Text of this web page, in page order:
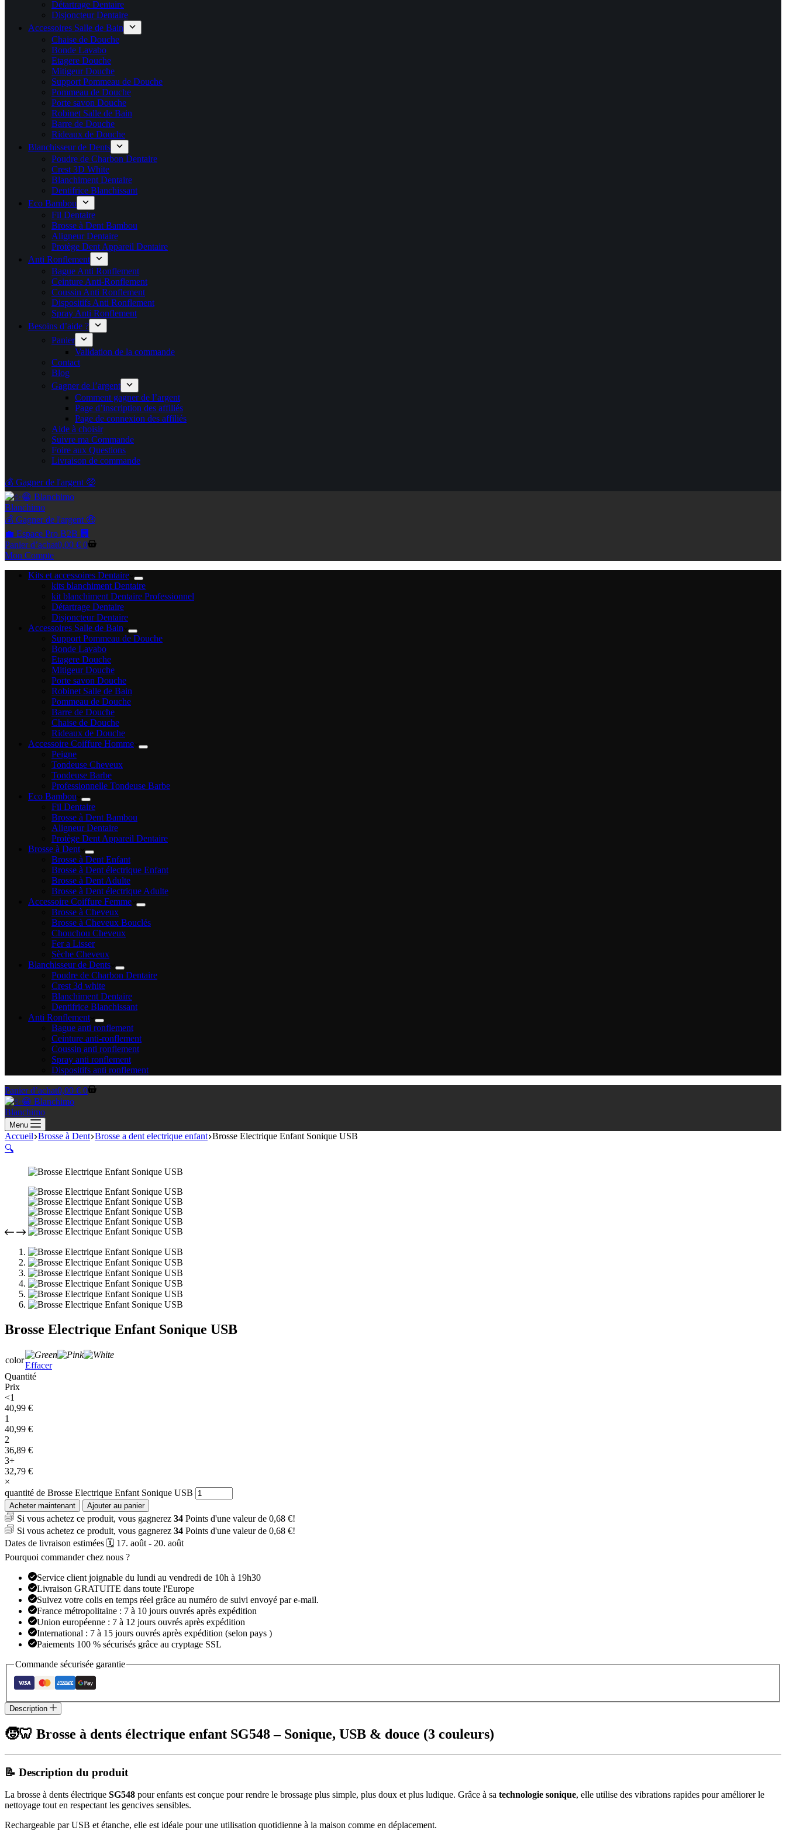
Détartrage Dentaire
Disjoncteur Dentaire
Accessoires Salle de Bain
Chaise de Douche
Bonde Lavabo
Etagere Douche
Mitigeur Douche
Support Pommeau de Douche
Pommeau de Douche
Porte savon Douche
Robinet Salle de Bain
Barre de Douche
Rideaux de Douche
Blanchisseur de Dents
Poudre de Charbon Dentaire
Crest 3D White
Blanchiment Dentaire
Dentifrice Blanchissant
Eco Bambou
Fil Dentaire
Brosse à Dent Bambou
Aligneur Dentaire
Protège Dent Appareil Dentaire
Anti Ronflement
Bague Anti Ronflement
Ceinture Anti-Ronflement
Coussin Anti Ronflement
Dispositifs Anti Ronflement
Spray Anti Ronflement
Besoins d’aide ?
Panier
Validation de la commande
Contact
Blog
Gagner de l’argent
Comment gagner de l’argent
Page d’inscription des affiliés
Page de connexion des affiliés
Aide à choisir
Suivre ma Commande
Foire aux Questions
Livraison de commande
💰 Gagner de l'argent 🤑
Blanchimo
💰 Gagner de l'argent 🤑
💼 Espace Pro B2B 🏢
Panier d’achat0,00 € 0
Mon Compte
Kits et accessoires Dentaire
kits blanchiment Dentaire
kit blanchiment Dentaire Professionnel
Détartrage Dentaire
Disjoncteur Dentaire
Accessoires Salle de Bain
Support Pommeau de Douche
Bonde Lavabo
Etagere Douche
Mitigeur Douche
Porte savon Douche
Robinet Salle de Bain
Pommeau de Douche
Barre de Douche
Chaise de Douche
Rideaux de Douche
Accessoire Coiffure Homme
Peigne
Tondeuse Cheveux
Tondeuse Barbe
Professionnelle Tondeuse Barbe
Eco Bambou
Fil Dentaire
Brosse à Dent Bambou
Aligneur Dentaire
Protège Dent Appareil Dentaire
Brosse à Dent
Brosse à Dent Enfant
Brosse à Dent électrique Enfant
Brosse à Dent Adulte
Brosse à Dent électrique Adulte
Accessoire Coiffure Femme
Brosse à Cheveux
Brosse à Cheveux Bouclés
Chouchou Cheveux
Fer a Lisser
Sèche Cheveux
Blanchisseur de Dents
Poudre de Charbon Dentaire
Crest 3d white
Blanchiment Dentaire
Dentifrice Blanchissant
Anti Ronflement
Bague anti ronflement
Ceinture anti-ronflement
Coussin anti ronflement
Spray anti ronflement
Dispositifs anti ronflement
Panier d’achat0,00 € 0
Blanchimo
Menu
Accueil Brosse à Dent Brosse a dent electrique enfant Brosse Electrique Enfant Sonique USB
🔍
Brosse Electrique Enfant Sonique USB
color
Effacer
Quantité
Prix
<1
40,99 €
1
40,99 €
2
36,89 €
3+
32,79 €
×
quantité de Brosse Electrique Enfant Sonique USB
Acheter maintenant Ajouter au panier
Si vous achetez ce produit, vous gagnerez 34 Points d'une valeur de 0,68 €!
Si vous achetez ce produit, vous gagnerez 34 Points d'une valeur de 0,68 €!
Dates de livraison estimées 🗓️ 17. août - 20. août
Pourquoi commander chez nous ?
Service client joignable du lundi au vendredi de 10h à 19h30
Livraison GRATUITE dans toute l'Europe
Suivez votre colis en temps réel grâce au numéro de suivi envoyé par e-mail.
France métropolitaine : 7 à 10 jours ouvrés après expédition
Union européenne : 7 à 12 jours ouvrés après expédition
International : 7 à 15 jours ouvrés après expédition (selon pays )
Paiements 100 % sécurisés grâce au cryptage SSL
Commande sécurisée garantie
Description
🧒🦷 Brosse à dents électrique enfant SG548 – Sonique, USB & douce (3 couleurs)
📝 Description du produit
La brosse à dents électrique SG548 pour enfants est conçue pour rendre le brossage plus simple, plus doux et plus ludique. Grâce à sa technologie sonique, elle utilise des vibrations rapides pour améliorer le
nettoyage tout en respectant les gencives sensibles.
Rechargeable par USB et étanche, elle est idéale pour une utilisation quotidienne à la maison comme en déplacement.